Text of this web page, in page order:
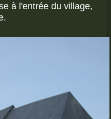
à l'entrée du village,